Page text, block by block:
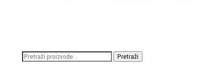
Pretraži: Pretraži